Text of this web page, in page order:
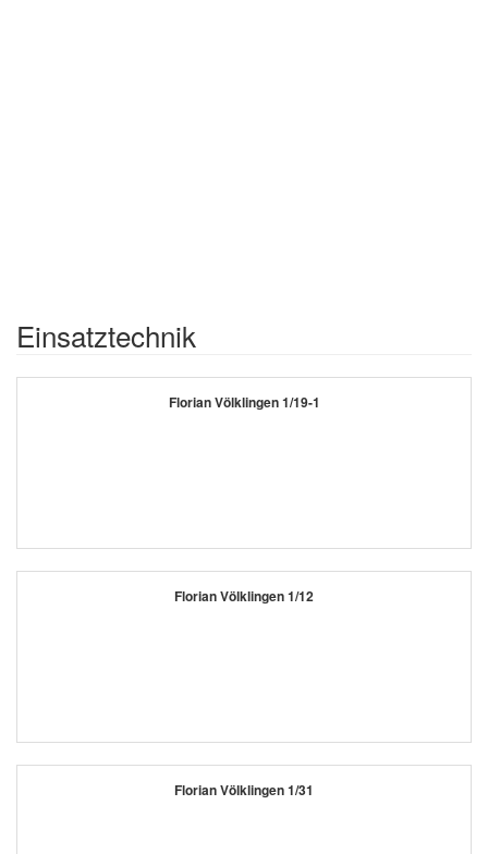
Einsatztechnik
Florian Völklingen 1/19-1
Florian Völklingen 1/12
Florian Völklingen 1/31